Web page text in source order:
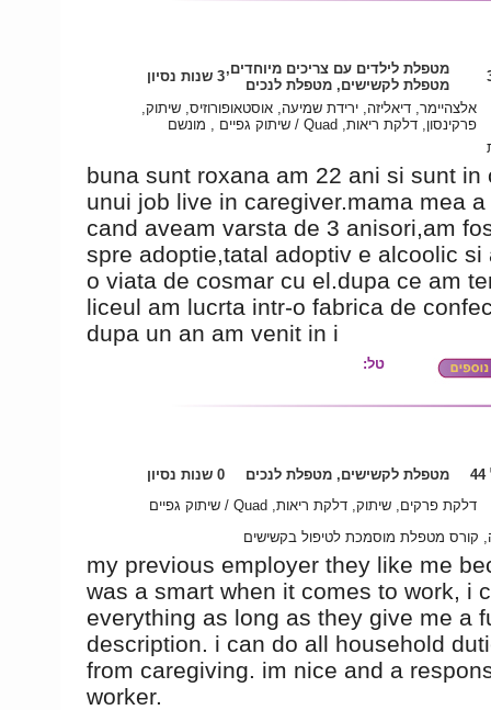
מטפלת לילדים עם צריכים מיוחדים,
מטפלת לקשישים, מטפלת לנכים
3 שנות נסיון
אלצהיימר, דיאליזה, ירידת שמיעה, אוסטאופורוזיס, שיתוק,
פרקינסון, דלקת ריאות, Quad / שיתוק גפיים , מונשם
buna sunt roxana am 22 ani si sunt in
unui job live in caregiver.mama mea a
cand aveam varsta de 3 anisori,am
spre adoptie,tatal adoptiv e alcoolic si
o viata de cosmar cu el.dupa ce am
liceul am lucrta intr-o fabrica de
dupa un an am venit in i
טל:
מטפלת לקשישים, מטפלת לנכים
0 שנות נסיון
דלקת פרקים, שיתוק, דלקת ריאות, Quad / שיתוק גפיים
קורס מטפלת מוסמכת לטיפול בקשישים
my previous employer they like me
was a smart when it comes to work, i
everything as long as they give me a
description. i can do all household
from caregiving. im nice and a
worker.